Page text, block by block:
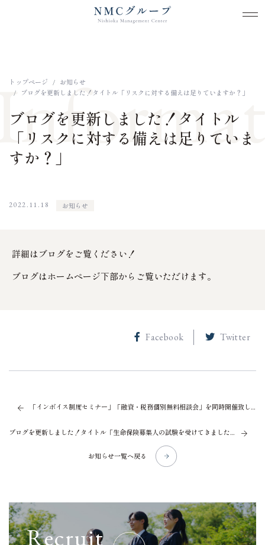
トップページ
お知らせ
ブログを更新しました！タイトル「リスクに対する備えは足りていますか？」
ブログを更新しました！タイトル
「リスクに対する備えは足りていま
すか？」
2022.11.18 お知らせ
詳細はブログをご覧ください！
ブログはホームページ下部からご覧いただけます。
Facebook Twitter
「インボイス制度セミナー」「融資・税務個別無料相談会」を同時開催致します！
お知らせ一覧へ戻る
ブログを更新しました！タイトル「生命保険募集人の試験を受けてきました」
Recruit